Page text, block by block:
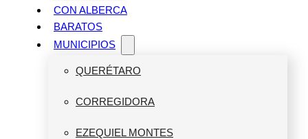
CON ALBERCA
BARATOS
MUNICIPIOS
QUERÉTARO
CORREGIDORA
EZEQUIEL MONTES